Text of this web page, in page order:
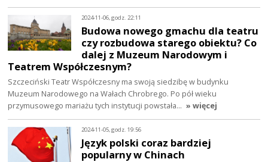
2024-11-06, godz. 22:11
Budowa nowego gmachu dla teatru
czy rozbudowa starego obiektu? Co
dalej z Muzeum Narodowym i
Teatrem Współczesnym?
Szczeciński Teatr Współczesny ma swoją siedzibę w budynku
Muzeum Narodowego na Wałach Chrobrego. Po pół wieku
przymusowego mariażu tych instytucji powstała… » więcej
2024-11-05, godz. 19:56
Język polski coraz bardziej
popularny w Chinach